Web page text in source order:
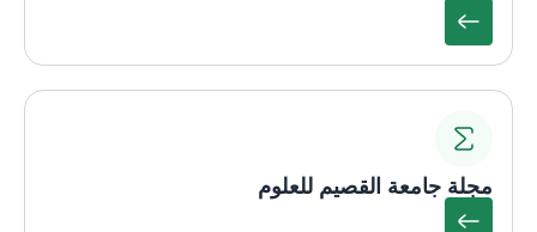
مجلة جامعة القصيم للعلوم